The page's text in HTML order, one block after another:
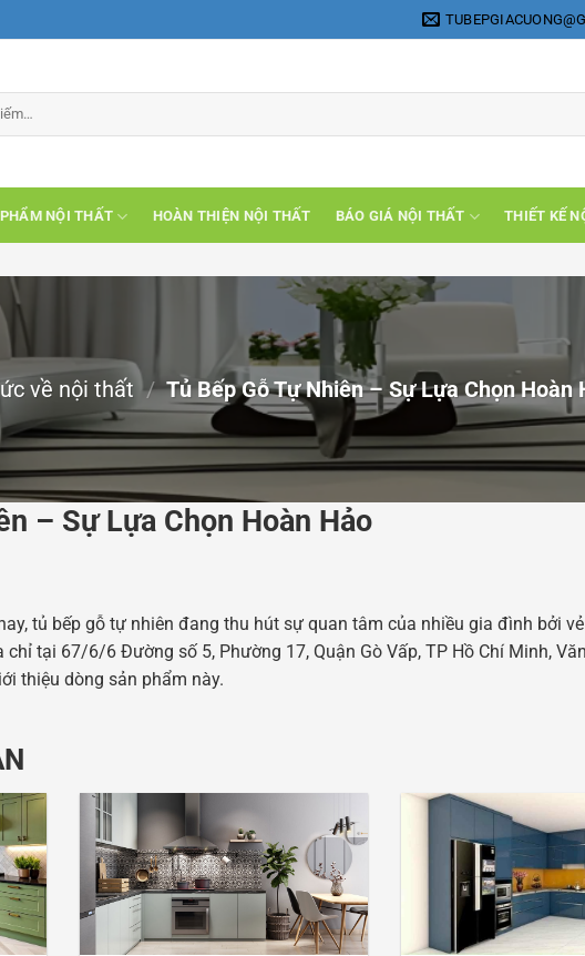
NỘI THẤT HOÀN THIỆN NỘI THẤT BÁO GIÁ NỘI THẤT THIẾT KẾ
về nội thất / Tủ Bếp Gỗ Tự Nhiên – Sự Lựa Chọn Hoàn
– Sự Lựa Chọn Hoàn Hảo
tủ bếp gỗ tự nhiên đang thu hút sự quan tâm của nhiều gia đình bởi
tại 67/6/6 Đường số 5, Phường 17, Quận Gò Vấp, TP Hồ Chí Minh,
thiệu dòng sản phẩm này.